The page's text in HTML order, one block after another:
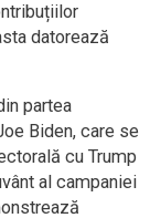
datorează
partea
Biden, care se
cu Trump
al campaniei